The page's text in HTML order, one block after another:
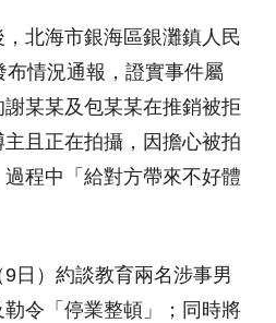
北海市銀海區銀灘鎮人民
情況通報，證實事件屬
某某及包某某在推銷被拒
且正在拍攝，因擔心被拍
程中「給對方帶來不好體
日）約談教育兩名涉事男
令「停業整頓」；同時將